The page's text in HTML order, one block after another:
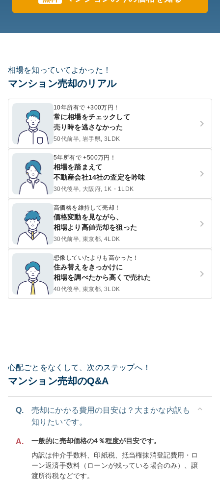
相場を知っていてよかった！
マンション売却のリアル
10年所有で +300万円！
常に相場をチェックして
売り時を逃さなかった
50代前半, 岩手県, 3LDK
5年所有で +500万円！
相場を踏まえて
不動産会社14社の査定を吟味
30代後半, 大阪府, 1K・1LDK
高価格を維持して売却！
価格変動を見ながら、
相場より高値売却を狙った
30代前半, 東京都, 4LDK
想像していたよりも高かった！
住み替えをきっかけに
相場を調べたから高くで売れた
40代後半, 東京都, 3LDK
心配ごとをなくして、次のステップへ！
マンション売却のQ&A
Q.
売却にかかる費用の目安は？大まかな内訳も
知りたいです。
A.
一般的に売却価格の4％程度が目安です。
内訳は仲介手数料、印紙税、抵当権抹消登記費用・ロ
ーン返済手数料（ローンが残っている場合のみ）、譲
渡所得税などです。